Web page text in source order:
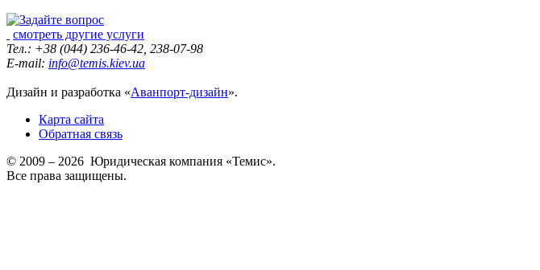
смотреть другие услуги
Тел.: +38 (044) 236-46-42, 238-07-98
E-mail: info@temis.kiev.ua
Дизайн и разработка «Аванпорт-дизайн».
Карта сайта
Обратная связь
© 2009 – 2026 Юридическая компания «Темис».
Все права защищены.